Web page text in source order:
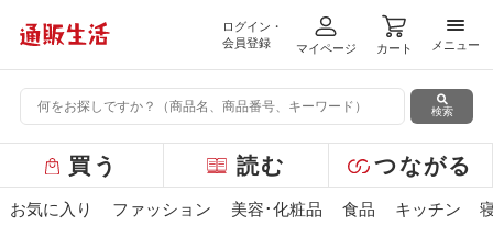
ログイン・
会員登録
マイページ カート
メニ
メニュー
検索
ー
買う 読む つながる
お気に入り ファッション 美容･化粧品 食品 キッチン